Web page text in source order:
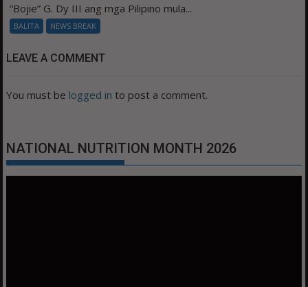
“Bojie” G. Dy III ang mga Pilipino mula...
BALITA NEWS BREAK
LEAVE A COMMENT
You must be logged in to post a comment.
NATIONAL NUTRITION MONTH 2026